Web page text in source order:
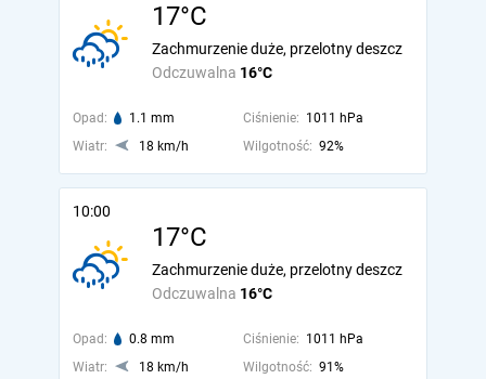
17°C
Odczuwalna 16°C
Zachmurzenie duże, przelotny deszcz
Opad: 1.1 mm Ciśnienie: 1011 hPa
Wiatr:
18 km/h Wilgotność: 92%
10:00
17°C
Odczuwalna 16°C
Zachmurzenie duże, przelotny deszcz
Opad: 0.8 mm Ciśnienie: 1011 hPa
Wiatr:
18 km/h Wilgotność: 91%